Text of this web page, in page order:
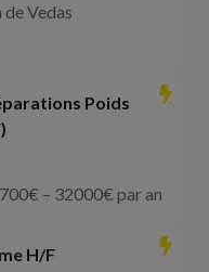
Vedas
Poids
€ – 32000€ par an
H/F